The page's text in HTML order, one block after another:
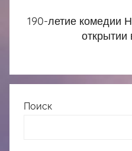
190-летие комедии
открытии
Поиск